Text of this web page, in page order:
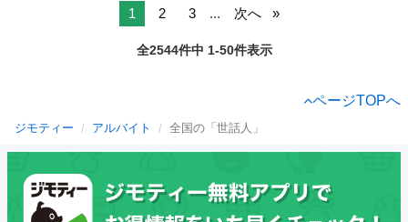
1 2 3 ... 次へ
全2544件中 1-50件表示
ページTOPへ
ジモティー アルバイト 全国の「世話人」